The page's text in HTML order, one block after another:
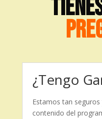
¿Tengo
Estamos tan
contenido del